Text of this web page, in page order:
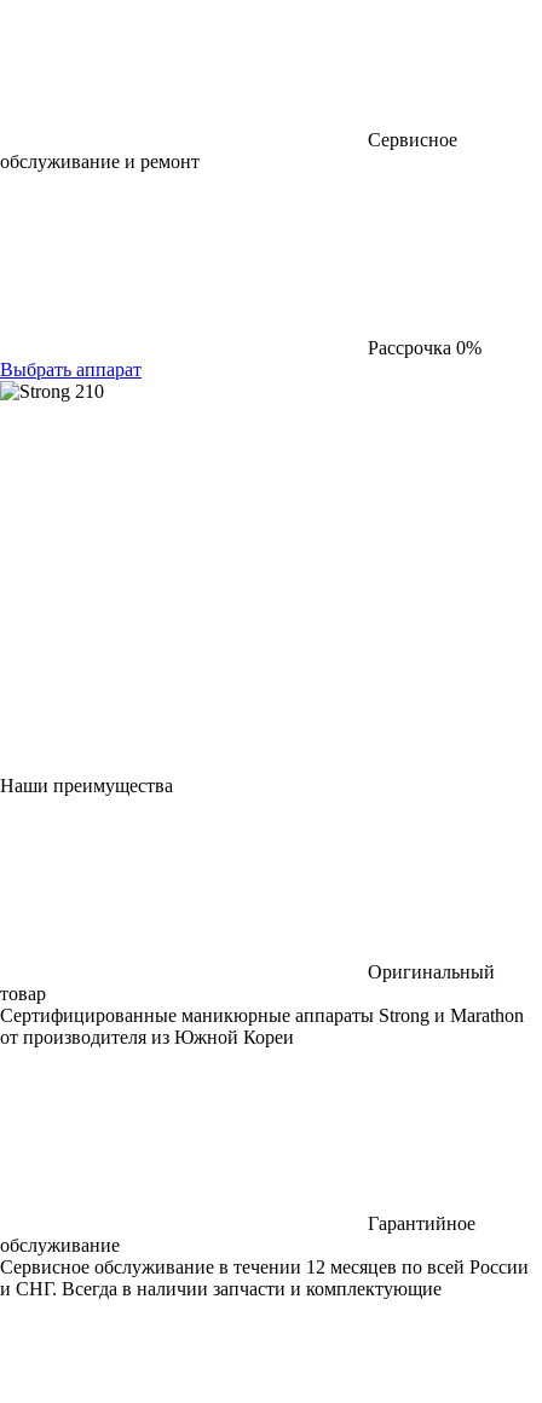
Сервисное
обслуживание и ремонт
Рассрочка 0%
Выбрать аппарат
Наши преимущества
Оригинальный
товар
Сертифицированные маникюрные аппараты Strong и Marathon
от производителя из Южной Кореи
Гарантийное
обслуживание
Сервисное обслуживание в течении 12 месяцев по всей России
и СНГ. Всегда в наличии запчасти и комплектующие